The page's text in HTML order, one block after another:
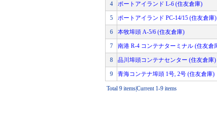
4 ポートアイランド L-6 (住友倉庫)
5 ポートアイランド PC-14/15 (住友倉庫)
6 本牧埠頭 A-5/6 (住友倉庫)
7 南港 R-4 コンテナターミナル (住友倉
8 品川埠頭コンテナセンター (住友倉庫)
9 青海コンテナ埠頭 1号, 2号 (住友倉庫)
Total 9 items|Current 1-9 items